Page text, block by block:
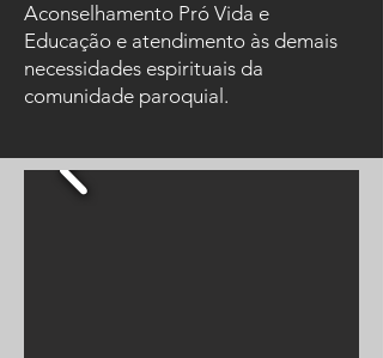
Aconselhamento Pró Vida e
Educação e atendimento às demais
necessidades espirituais da
comunidade paroquial.